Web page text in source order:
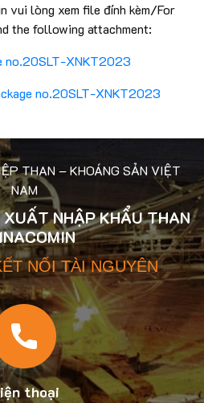
vui lòng xem file đính kèm/For
the following attachment:
no.20SLT-XNKT2023
no.20SLT-XNKT2023
THAN – KHOÁNG SẢN VIỆT
NAM
XUẤT NHẬP KHẨU THAN
NỐI TÀI NGUYÊN
thoại